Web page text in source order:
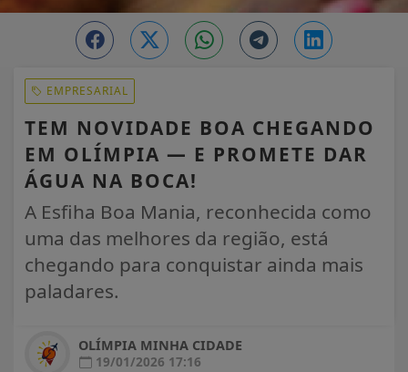
EMPRESARIAL
TEM NOVIDADE BOA CHEGANDO
EM OLÍMPIA — E PROMETE DAR
ÁGUA NA BOCA!
A Esfiha Boa Mania, reconhecida como
uma das melhores da região, está
chegando para conquistar ainda mais
paladares.
OLÍMPIA MINHA CIDADE
19/01/2026 17:16